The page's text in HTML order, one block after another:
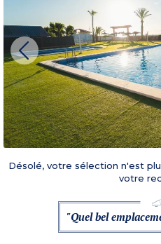
Désolé, votre sélection n'est
votre
"Quel bel